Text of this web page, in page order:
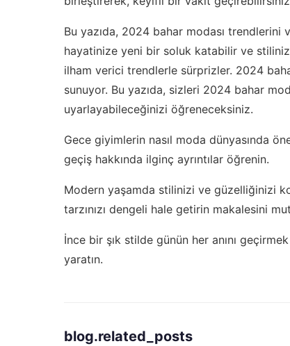
Bu yazıda, 2024 bahar modası
hayatinize yeni bir soluk katabilir ve
ilham verici trendlerle sürprizler. 2024
sunuyor. Bu yazıda, sizleri 2024 bahar
uyarlayabileceğinizi öğreneceksiniz.
Gece giyimlerin nasıl moda dünyasında
geçiş hakkında ilginç ayrıntılar öğrenin.
Modern yaşamda stilinizi ve güzelliğinizi
tarzınızı dengeli hale getirin makalesini
İnce bir şık stilde günün her anını
yaratın.
blog.related_posts